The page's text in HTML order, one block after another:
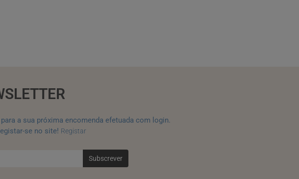
a sua próxima encomenda efetuada com login.
se no site! Registar
Subscrever